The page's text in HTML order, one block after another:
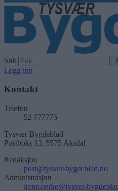
Søk
Logg inn
Kontakt
Telefon
52 777775
Tysvær Bygdeblad
Postboks 13, 5575 Aksdal
Redaksjon
post@tysver-bygdeblad.no
Administrasjon
irene.oerke@tysver-